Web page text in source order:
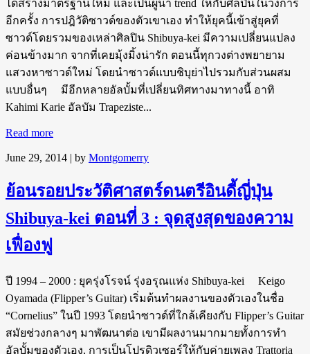
ได้สร้างมาตรฐานใหม่ และเป็นผู้นำ trend ให้กับศิลปินในวงการ
อีกครั้ง การปฎิวัติซาวด์ของตัวเขาเอง ทำให้ยุคนี้เข้าสู่ยุคที่
ซาวด์โดยรวมของเหล่าศิลปิน Shibuya-kei มีความเปลี่ยนแปลง
ค่อนข้างมาก จากที่เคยมุ้งมิ้งน่ารัก ตอนนี้ทุกวงต่างพยายาม
แสวงหาซาวด์ใหม่ โดยนำซาวด์แบบชิบุย่าไปรวมกับส่วนผสม
แบบอื่นๆ มีอีกหลายอัลบั้มที่เปลี่ยนทิศทางมาทางนี้ อาทิ
Kahimi Karie อัลบัม Trapeziste...
Read more
June 29, 2014 | by Montgomerry
ย้อนรอยประวัติศาสตร์ดนตรีอินดี้ญี่ปุ่น
Shibuya-kei ตอนที่ 3 : จุดสูงสุดของความ
เฟื่องฟู
ปี 1994 – 2000 : ยุครุ่งโรจน์ รุ่งอรุณแห่ง Shibuya-kei Keigo
Oyamada (Flipper’s Guitar) เริ่มต้นทำผลงานของตัวเองในชื่อ
“Cornelius” ในปี 1993 โดยนำซาวด์ที่ใกล้เคียงกับ Flipper’s Guitar
สมัยช่วงกลางๆ มาพัฒนาต่อ เขามีผลงานมากมายทั้งการทำ
อัลบั้มของตัวเอง, การเป็นโปรดิวเซอร์ให้กับค่ายเพลง Trattoria